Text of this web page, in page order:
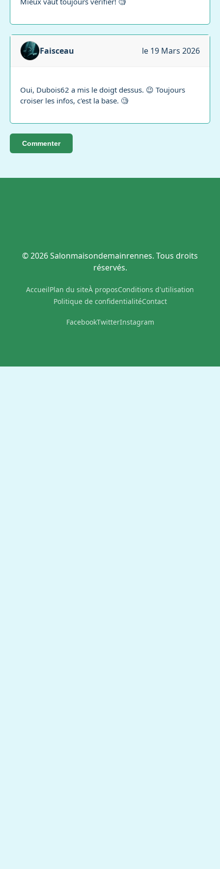
Faisceau le 19 Mars 2026
Oui, Dubois62 a mis le doigt dessus. 😉 Toujours
croiser les infos, c'est la base. 🧐
Commenter
© 2026 Salonmaisondemainrennes. Tous droits
réservés.
AccueilPlan du siteÀ proposConditions d'utilisation
Politique de confidentialitéContact
FacebookTwitterInstagram